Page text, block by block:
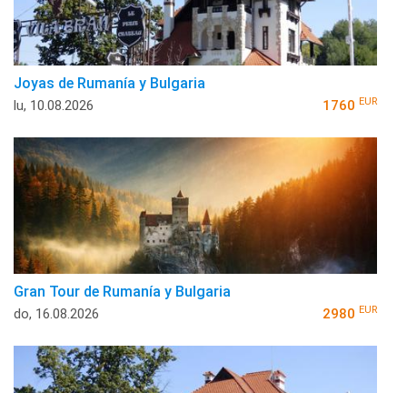
Joyas de Rumanía y Bulgaria
lu, 10.08.2026 1760 EUR
Gran Tour de Rumanía y Bulgaria
do, 16.08.2026 2980 EUR